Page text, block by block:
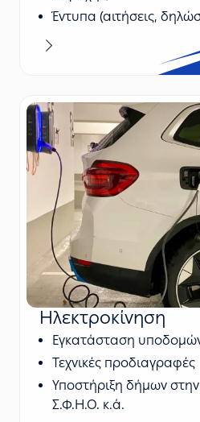
Έντυπα (αιτήσεις,
Μαθαίνω περισσότερα
Ηλεκτροκίνηση
Εγκατάσταση
Τεχνικές προδιαγραφές
Υποστήριξη δήμων
Σ.Φ.Η.Ο. κ.ά.